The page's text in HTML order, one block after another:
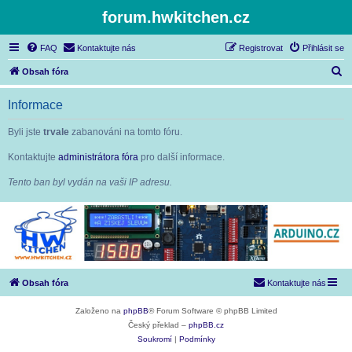
forum.hwkitchen.cz
FAQ Kontaktujte nás Přihlásit se
Registrovat
Obsah fóra
l
Informace
Byli jste trvale zabanováni na tomto fóru.
Kontaktujte administrátora fóra pro další informace.
Tento ban byl vydán na vaši IP adresu.
Obsah fóra Kontaktujte nás
Založeno na phpBB® Forum Software © phpBB Limited
Český překlad – phpBB.cz
Soukromí
Podmínky